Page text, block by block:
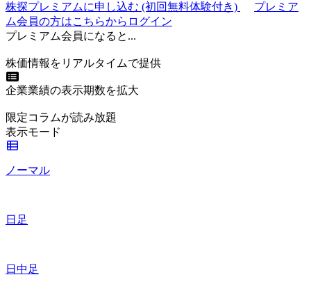
株探プレミアムに申し込む (初回無料体験付き)
プレミア
ム会員の方はこちらからログイン
プレミアム会員になると...
株価情報をリアルタイムで提供
企業業績の表示期数を拡大
限定コラムが読み放題
表示モード
ノーマル
日足
日中足